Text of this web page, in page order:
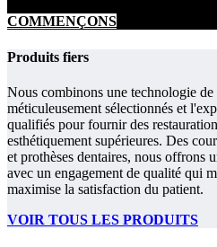
COMMENÇONS
Produits fiers
Nous combinons une technologie
méticuleusement sélectionnés et
qualifiés pour fournir des
esthétiquement supérieures. Des
et prothèses dentaires, nous offrons
avec un engagement de qualité qui
maximise la satisfaction du patient.
VOIR TOUS LES PRODUITS